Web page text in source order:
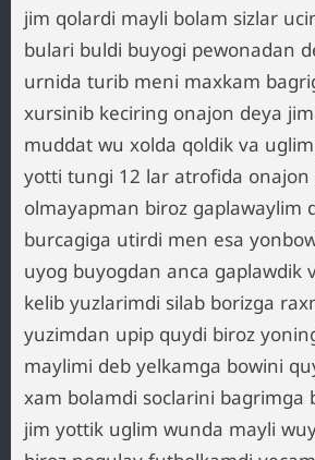
jim qolardi mayli bolam sizlar
bulari buldi buyogi pewonadan
urnida turib meni maxkam
xursinib keciring onajon deya
muddat wu xolda qoldik va
yotti tungi 12 lar atrofida onajon
olmayapman biroz gaplawaylim
burcagiga utirdi men esa
uyog buyogdan anca gaplawdik
kelib yuzlarimdi silab borizga
yuzimdan upip quydi biroz
maylimi deb yelkamga bowini
xam bolamdi soclarini bagrimga
jim yottik uglim wunda mayli